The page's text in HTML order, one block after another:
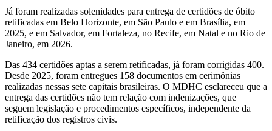
Já foram realizadas solenidades para entrega de certidões de óbito
retificadas em Belo Horizonte, em São Paulo e em Brasília, em
2025, e em Salvador, em Fortaleza, no Recife, em Natal e no Rio de
Janeiro, em 2026.
Das 434 certidões aptas a serem retificadas, já foram corrigidas 400.
Desde 2025, foram entregues 158 documentos em cerimônias
realizadas nessas sete capitais brasileiras. O MDHC esclareceu que a
entrega das certidões não tem relação com indenizações, que
seguem legislação e procedimentos específicos, independente da
retificação dos registros civis.